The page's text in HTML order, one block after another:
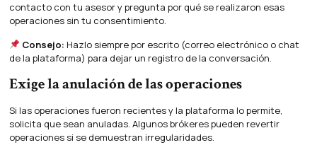
contacto con tu asesor y pregunta por qué se realizaron esas
operaciones sin tu consentimiento.
Consejo: Hazlo siempre por escrito (correo electrónico o chat
de la plataforma) para dejar un registro de la conversación.
Exige la anulación de las operaciones
Si las operaciones fueron recientes y la plataforma lo permite,
solicita que sean anuladas. Algunos brókeres pueden revertir
operaciones si se demuestran irregularidades.